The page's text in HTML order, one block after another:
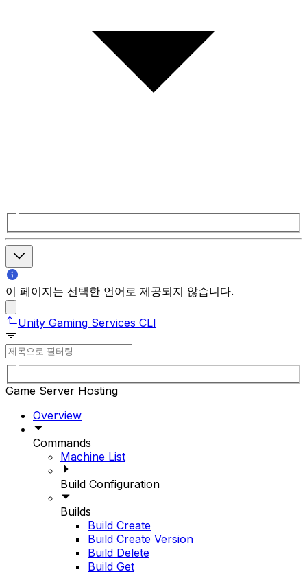
이 페이지는 선택한 언어로 제공되지 않습니다.
Unity Gaming Services CLI
Game Server Hosting
Overview
Commands
Machine List
Build Configuration
Builds
Build Create
Build Create Version
Build Delete
Build Get